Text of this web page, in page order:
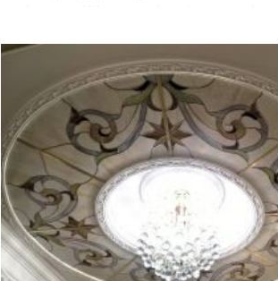
hiburan anda. Siling regangan
berwarna mempunyai harga yang
berpatutan dan ...